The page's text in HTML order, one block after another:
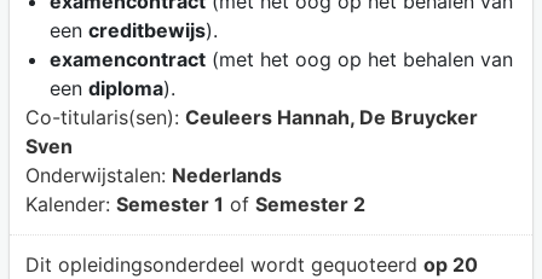
een creditbewijs).
examencontract(met het oog op het behalen van
een diploma).
Co-titularis(sen): Ceuleers Hannah, De Bruycker
Sven
Onderwijstalen: Nederlands
Kalender: Semester 1 of Semester 2
Dit opleidingsonderdeel wordt gequoteerd op 20